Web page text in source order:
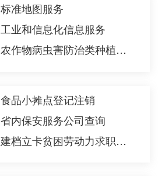
标准地图服务
工业和信息化信息服务
农作物病虫害防治类种植业技术示范推广咨询
食品小摊点登记注销
省内保安服务公司查询
建档立卡贫困劳动力求职创业补贴申领